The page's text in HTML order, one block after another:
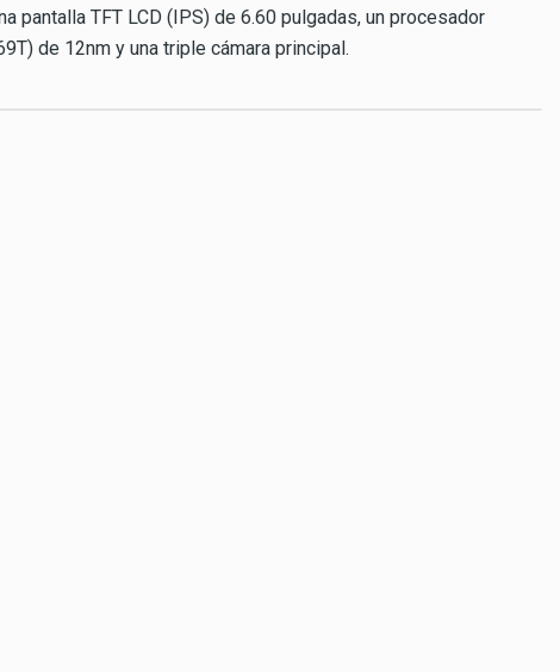
pantalla TFT LCD (IPS) de 6.60 pulgadas, un procesador
de 12nm y una triple cámara principal.